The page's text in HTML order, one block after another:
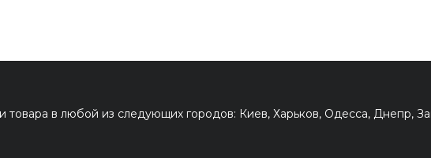
в любой из следующих городов: Киев, Харьков, Одесса, Днепр,